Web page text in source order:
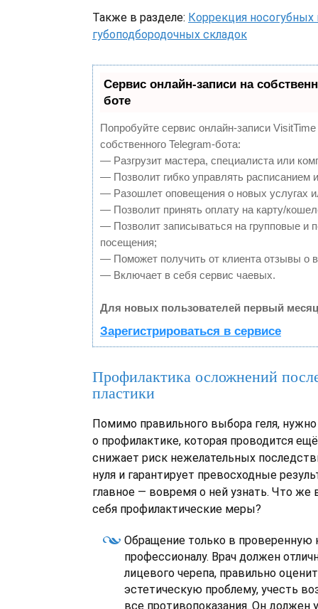
Также в разделе: Коррекция носогубных
губоподбородочных складок
Сервис онлайн-записи на
боте
Попробуйте сервис онлайн-записи
собственного Telegram-бота:
— Разгрузит мастера, специалиста или
— Позволит гибко управлять расписанием и
— Разошлет оповещения о новых услугах
— Позволит принять оплату на карту/
— Позволит записываться на групповые и
посещения;
— Поможет получить от клиента отзывы о
— Включает в себя сервис чаевых.
Для новых пользователей первый
Зарегистрироваться в сервисе
Профилактика осложнений
пластики
Помимо правильного выбора геля, нужно
о профилактике, которая проводится
снижает риск нежелательных
нуля и гарантирует превосходные
главное — вовремя о ней узнать. Что
себя профилактические меры?
Обращение только в проверенную
профессионалу. Врач должен
лицевого черепа, правильно
эстетическую проблему, учесть
все противопоказания. Он должен